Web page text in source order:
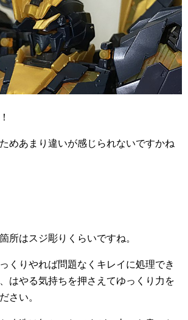
めあまり違いが感じられないですかね
所はスジ彫りくらいですね。
くりやれば問題なくキレイに処理でき
はやる気持ちを押さえてゆっくり力を
さい。